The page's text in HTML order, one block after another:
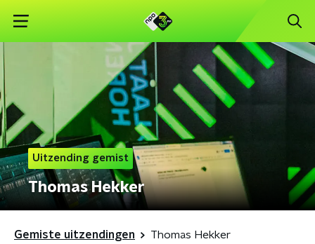
Uitzending gemist
Thomas Hekker
Gemiste uitzendingen Thomas Hekker